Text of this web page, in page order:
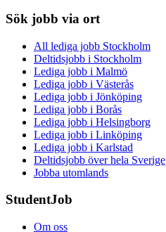
Sök jobb via ort
All lediga jobb Stockholm
Deltidsjobb i Stockholm
Lediga jobb i Malmö
Lediga jobb i Västerås
Lediga jobb i Jönköping
Lediga jobb i Borås
Lediga jobb i Helsingborg
Lediga jobb i Linköping
Lediga jobb i Karlstad
Deltidsjobb över hela Sverige
Jobba utomlands
StudentJob
Om oss